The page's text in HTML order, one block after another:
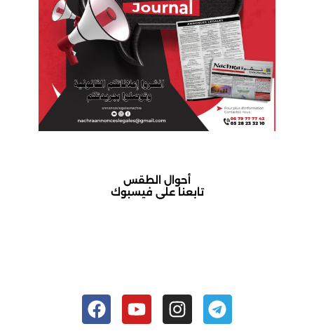
أحوال الطقس
أكادير حالة الطقستابعنا على فيسبوك
Telegram
Instagram
Youtube
Facebook